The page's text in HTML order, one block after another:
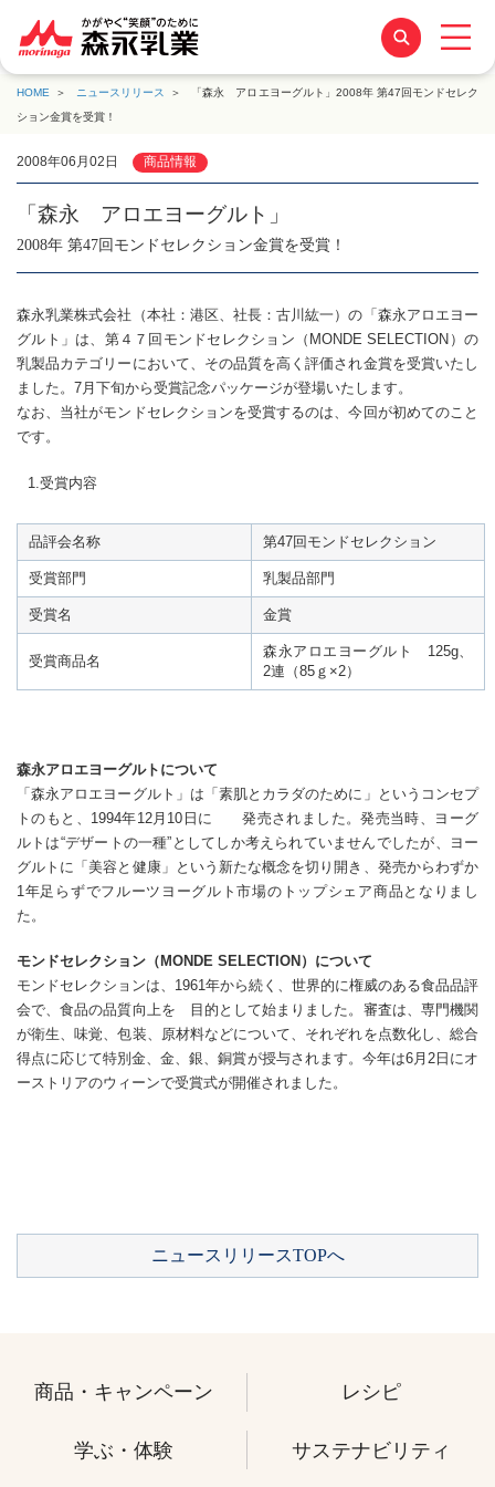
HOME ニュースリリース
「森永 アロエヨーグルト」2008年 第47回モンドセレク
ション金賞を受賞！
2008年06月02日 商品情報
「森永 アロエヨーグルト」
2008年 第47回モンドセレクション金賞を受賞！
森永乳業株式会社（本社：港区、社長：古川紘一）の「森永アロエヨー
グルト」は、第４７回モンドセレクション（MONDE SELECTION）の
乳製品カテゴリーにおいて、その品質を高く評価され金賞を受賞いたし
ました。7月下旬から受賞記念パッケージが登場いたします。
なお、当社がモンドセレクションを受賞するのは、今回が初めてのこと
です。
1.受賞内容
品評会名称 第47回モンドセレクション
受賞部門 乳製品部門
受賞名 金賞
受賞商品名
森永アロエヨーグルト 125g、
2連（85ｇ×2）
森永アロエヨーグルトについて
「森永アロエヨーグルト」は「素肌とカラダのために」というコンセプ
トのもと、1994年12月10日に 発売されました。発売当時、ヨーグ
ルトは“デザートの一種”としてしか考えられていませんでしたが、ヨー
グルトに「美容と健康」という新たな概念を切り開き、発売からわずか
1年足らずでフルーツヨーグルト市場のトップシェア商品となりまし
た。
モンドセレクション（MONDE SELECTION）について
モンドセレクションは、1961年から続く、世界的に権威のある食品品評
会で、食品の品質向上を 目的として始まりました。審査は、専門機関
が衛生、味覚、包装、原材料などについて、それぞれを点数化し、総合
得点に応じて特別金、金、銀、銅賞が授与されます。今年は6月2日にオ
ーストリアのウィーンで受賞式が開催されました。
ニュースリリースTOPへ
商品・キャンペーン レシピ
学ぶ・体験 サステナビリティ